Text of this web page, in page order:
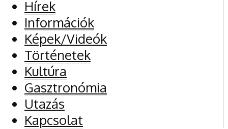
Hírek
Információk
Képek/Videók
Történetek
Kultúra
Gasztronómia
Utazás
Kapcsolat